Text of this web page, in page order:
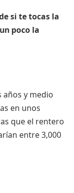
si te tocas la
poco la
años y medio
en unos
que el rentero
entre 3,000